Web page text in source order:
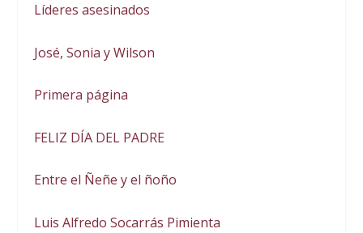
Líderes asesinados
José, Sonia y Wilson
Primera página
FELIZ DÍA DEL PADRE
Entre el Ñeñe y el ñoño
Luis Alfredo Socarrás Pimienta